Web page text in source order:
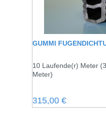
GUMMI
10 Laufende(r) Meter
Meter)
Regulärer Preis:
315,00 €